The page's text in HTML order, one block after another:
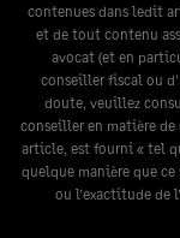
contenues dans ledit
et de tout contenu
avocat (et en
conseiller fiscal ou
doute, veuillez
conseiller en matière
article, est fourni « tel
quelque manière que
ou l’exactitude de